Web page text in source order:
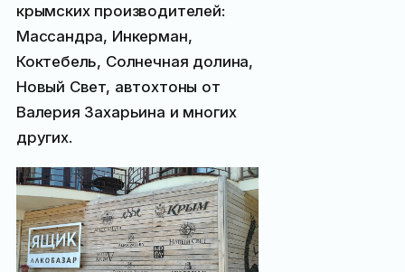
крымских производителей:
Массандра, Инкерман,
Коктебель, Солнечная долина,
Новый Свет, автохтоны от
Валерия Захарьина и многих
других.